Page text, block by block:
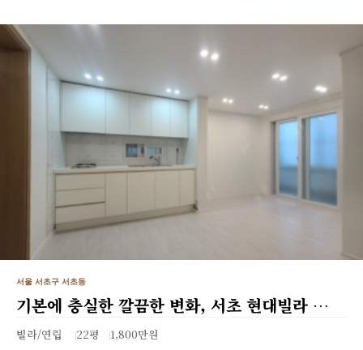
서울 서초구 서초동
기본에 충실한 깔끔한 변화, 서초 현대빌라 …
빌라/연립 22평 1,800만원